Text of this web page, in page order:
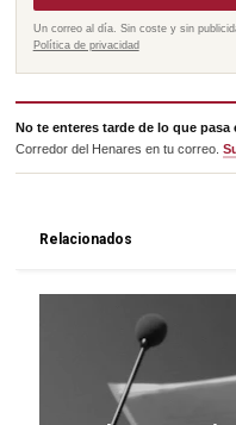
Un correo al día. Sin coste y sin
Política de privacidad
No te enteres tarde de lo que pasa
Corredor del Henares en tu correo.
Relacionados